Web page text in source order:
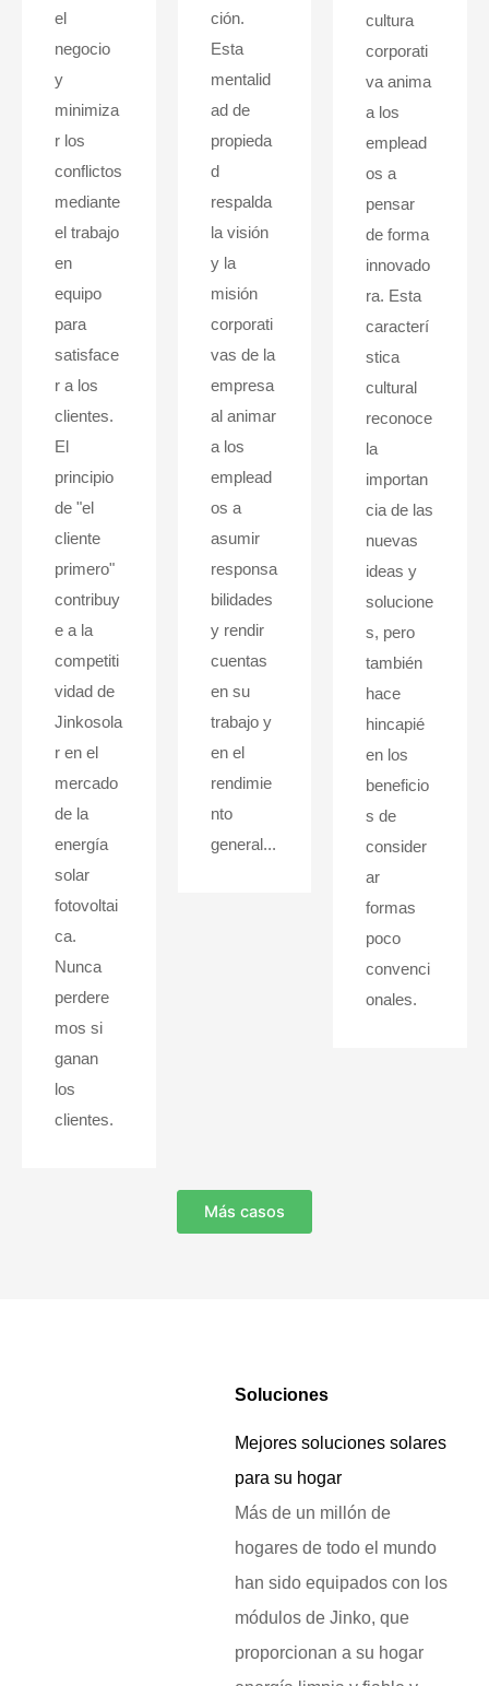
el
negocio
y
minimiza
r los
conflictos
mediante
el trabajo
en
equipo
para
satisface
r a los
clientes.
El
principio
de "el
cliente
primero"
contribuy
e a la
competiti
vidad de
Jinkosola
r en el
mercado
de la
energía
solar
fotovoltai
ca.
Nunca
perdere
mos si
ganan
los
clientes.
ción.
Esta
mentalid
ad de
propieda
d
respalda
la visión
y la
misión
corporati
vas de la
empresa
al animar
a los
emplead
os a
asumir
responsa
bilidades
y rendir
cuentas
en su
trabajo y
en el
rendimie
nto
general...
cultura
corporati
va anima
a los
emplead
os a
pensar
de forma
innovado
ra. Esta
caracterí
stica
cultural
reconoce
la
importan
cia de las
nuevas
ideas y
solucione
s, pero
también
hace
hincapié
en los
beneficio
s de
consider
ar
formas
poco
convenci
onales.
Más casos
Soluciones
Mejores soluciones solares
para su hogar
Más de un millón de
hogares de todo el mundo
han sido equipados con los
módulos de Jinko, que
proporcionan a su hogar